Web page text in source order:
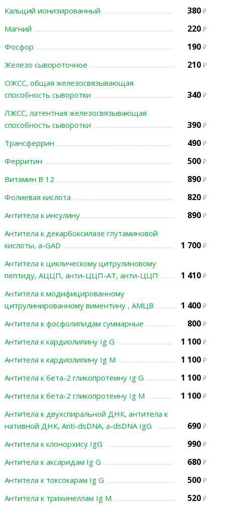
Кальций ионизированный 380
Магний 220
Фосфор 190
Железо сывороточное 210
ОЖСС, общая железосвязывающая
способность сыворотки
340
ЛЖСС, латентная железосвязывающая
способность сыворотки
390
Трансферрин 490
Ферритин 500
Витамин В 12 890
Фолиевая кислота 820
Антитела к инсулину 890
Антитела к декарбоксилазе глутаминовой
кислоты, а-GAD
1 700
Антитела к циклическому цитрулиновому
пептиду, АЦЦП, анти-ЦЦП-АТ, анти-ЦЦП
1 410
Антитела к модифицированному
цитрулинированному виментину , АМЦВ
1 400
Антитела к фосфолипидам суммарные 800
Антитела к кардиолипину Ig G 1 100
Антитела к кардиолипину Ig М 1 100
Антитела к бета-2 гликопротеину Ig G 1 100
Антитела к бета-2 гликопротеину Ig M 1 100
Антитела к двухспиральной ДНК, антитела к
нативной ДНК, Anti-dsDNA, а-dsDNA IgG
690
Антитела к клонорхису IgG 990
Антитела к аксаридам Ig G 680
Антитела к токсокарам Ig G 500
Антитела к трихинеллам Ig М 520